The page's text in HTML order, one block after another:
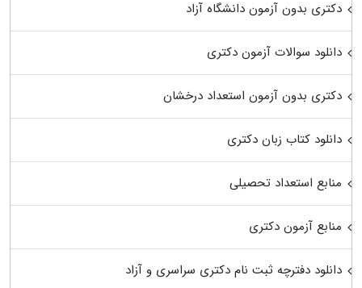
دکتری بدون آزمون دانشگاه آزاد
دانلود سوالات آزمون دکتری
دکتری بدون آزمون استعداد درخشان
دانلود کتاب زبان دکتری
منابع استعداد تحصیلی
منابع آزمون دکتری
دانلود دفترچه ثبت نام دکتری سراسری و آزاد